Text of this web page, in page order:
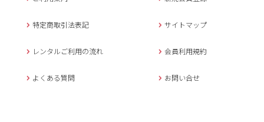
メールでのお問い合わせ
特定商取引法表記 サイトマップ
レンタルご利用の流れ 会員利用規約
よくある質問 お問い合せ